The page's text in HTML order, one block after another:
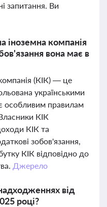
запитання. Ви
іноземна компанія
вона має в
(КІК) — це
українськими
особливим правилам
КІК
КІК та
зобов'язання,
КІК відповідно до
Джерело
від
році?